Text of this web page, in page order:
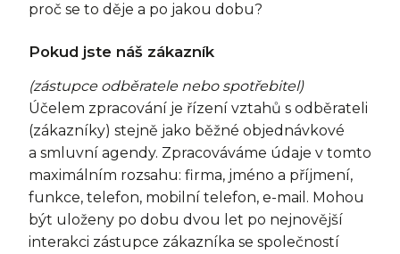
proč se to děje a po jakou dobu?
Pokud jste náš zákazník
(zástupce odběratele nebo spotřebitel)
Účelem zpracování je řízení vztahů s odběrateli
(zákazníky) stejně jako běžné objednávkové
a smluvní agendy. Zpracováváme údaje v tomto
maximálním rozsahu: firma, jméno a příjmení,
funkce, telefon, mobilní telefon, e-mail. Mohou
být uloženy po dobu dvou let po nejnovější
interakci zástupce zákazníka se společností